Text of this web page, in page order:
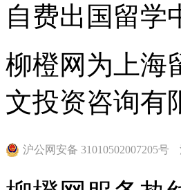
自费出国留学
柳橙网为上海
文投资咨询有
沪公网安备 31010502007205号